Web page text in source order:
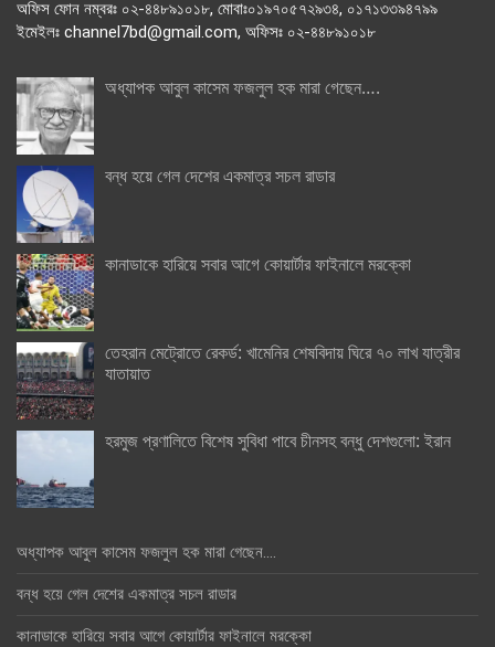
অফিস ফোন নম্বরঃ ০২-৪৪৮৯১০১৮, মোবাঃ০১৯৭০৫৭২৯৩৪, ০১৭১৩৩৯৪৭৯৯
ইমেইলঃ channel7bd@gmail.com, অফিসঃ ০২-৪৪৮৯১০১৮
অধ্যাপক আবুল কাসেম ফজলুল হক মারা গেছেন….
বন্ধ হয়ে গেল দেশের একমাত্র সচল রাডার
কানাডাকে হারিয়ে সবার আগে কোয়ার্টার ফাইনালে মরক্কো
তেহরান মেট্রোতে রেকর্ড: খামেনির শেষবিদায় ঘিরে ৭০ লাখ যাত্রীর
যাতায়াত
হরমুজ প্রণালিতে বিশেষ সুবিধা পাবে চীনসহ বন্ধু দেশগুলো: ইরান
অধ্যাপক আবুল কাসেম ফজলুল হক মারা গেছেন….
বন্ধ হয়ে গেল দেশের একমাত্র সচল রাডার
কানাডাকে হারিয়ে সবার আগে কোয়ার্টার ফাইনালে মরক্কো